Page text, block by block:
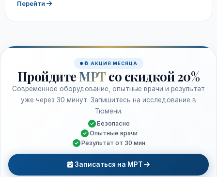
Перейти
🧲 АКЦИЯ МЕСЯЦА
Пройдите МРТ со скидкой 20%
Современное оборудование, опытные врачи и результат
уже через 30 минут. Запишитесь на исследование в
Тюмени.
Безопасно
Опытные врачи
Результат от 30 мин
Записаться на МРТ